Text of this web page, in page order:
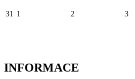
31 1 2 3
INFORMACE